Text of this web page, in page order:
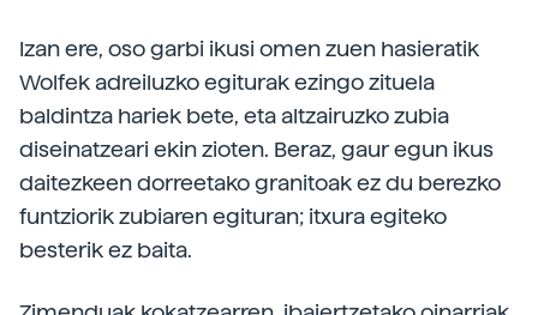
Izan ere, oso garbi ikusi omen zuen hasieratik
Wolfek adreiluzko egiturak ezingo zituela
baldintza hariek bete, eta altzairuzko zubia
diseinatzeari ekin zioten. Beraz, gaur egun ikus
daitezkeen dorreetako granitoak ez du berezko
funtziorik zubiaren egituran; itxura egiteko
besterik ez baita.